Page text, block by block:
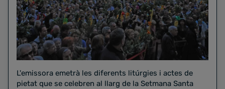
L'emissora emetrà les diferents litúrgies i actes de
pietat que se celebren al llarg de la Setmana Santa